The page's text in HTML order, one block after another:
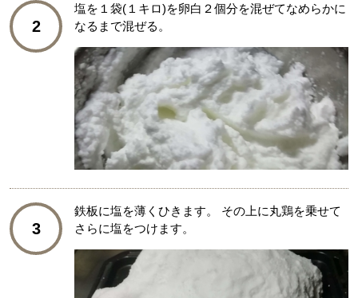
2
塩を１袋(１キロ)を卵白２個分を混ぜてなめらかに
なるまで混ぜる。
3
鉄板に塩を薄くひきます。 その上に丸鶏を乗せて
さらに塩をつけます。